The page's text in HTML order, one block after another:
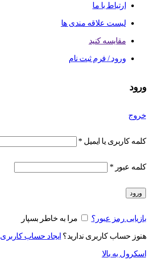
ارتباط با ما
لیست علاقه مندی ها
مقایسه کنید
ورود / فرم ثبت نام
ورود
خروج
کلمه کاربری یا ایمیل *
کلمه عبور *
ورود
بازیابی رمز عبور؟ مرا به خاطر بسپار
هنوز حساب کاربری ندارید؟ ایجاد حساب کاربری
اسکرول به بالا